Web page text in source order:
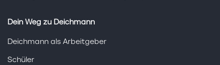
Dein Weg zu Deichmann
Deichmann als Arbeitgeber
Schüler